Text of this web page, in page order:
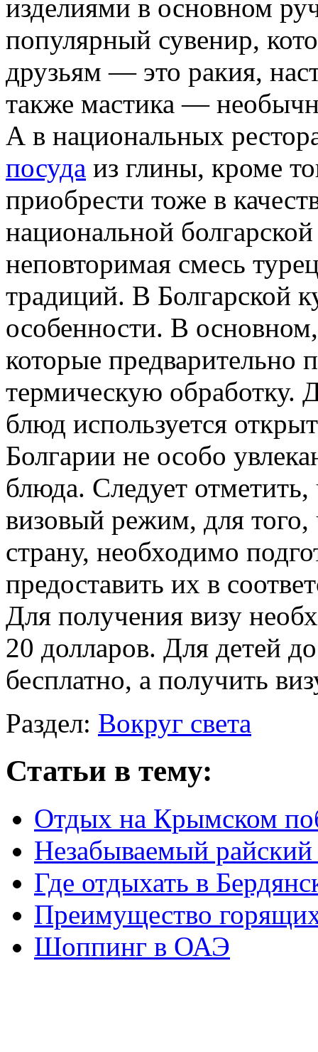
изделиями в основном
популярный сувенир,
друзьям — это ракия,
также мастика —
А в национальных
посуда из глины, кроме
приобрести тоже в
национальной
неповторимая смесь
традиций. В Болгарской
особенности. В
которые предварительно
термическую обработку.
блюд используется
Болгарии не особо
блюда. Следует отметить,
визовый режим, для того,
страну, необходимо
предоставить их в
Для получения визу
20 долларов. Для детей
бесплатно, а получить
Раздел: Вокруг света
Статьи в тему:
Отдых на Крымском
Незабываемый
Где отдыхать в
Преимущество
Шоппинг в ОАЭ